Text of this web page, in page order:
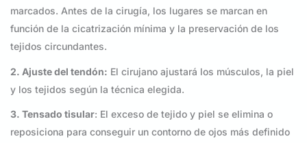
marcados. Antes de la cirugía, los lugares se marcan en
función de la cicatrización mínima y la preservación de los
tejidos circundantes.
2. Ajuste del tendón: El cirujano ajustará los músculos, la piel
y los tejidos según la técnica elegida.
3. Tensado tisular: El exceso de tejido y piel se elimina o
reposiciona para conseguir un contorno de ojos más definido